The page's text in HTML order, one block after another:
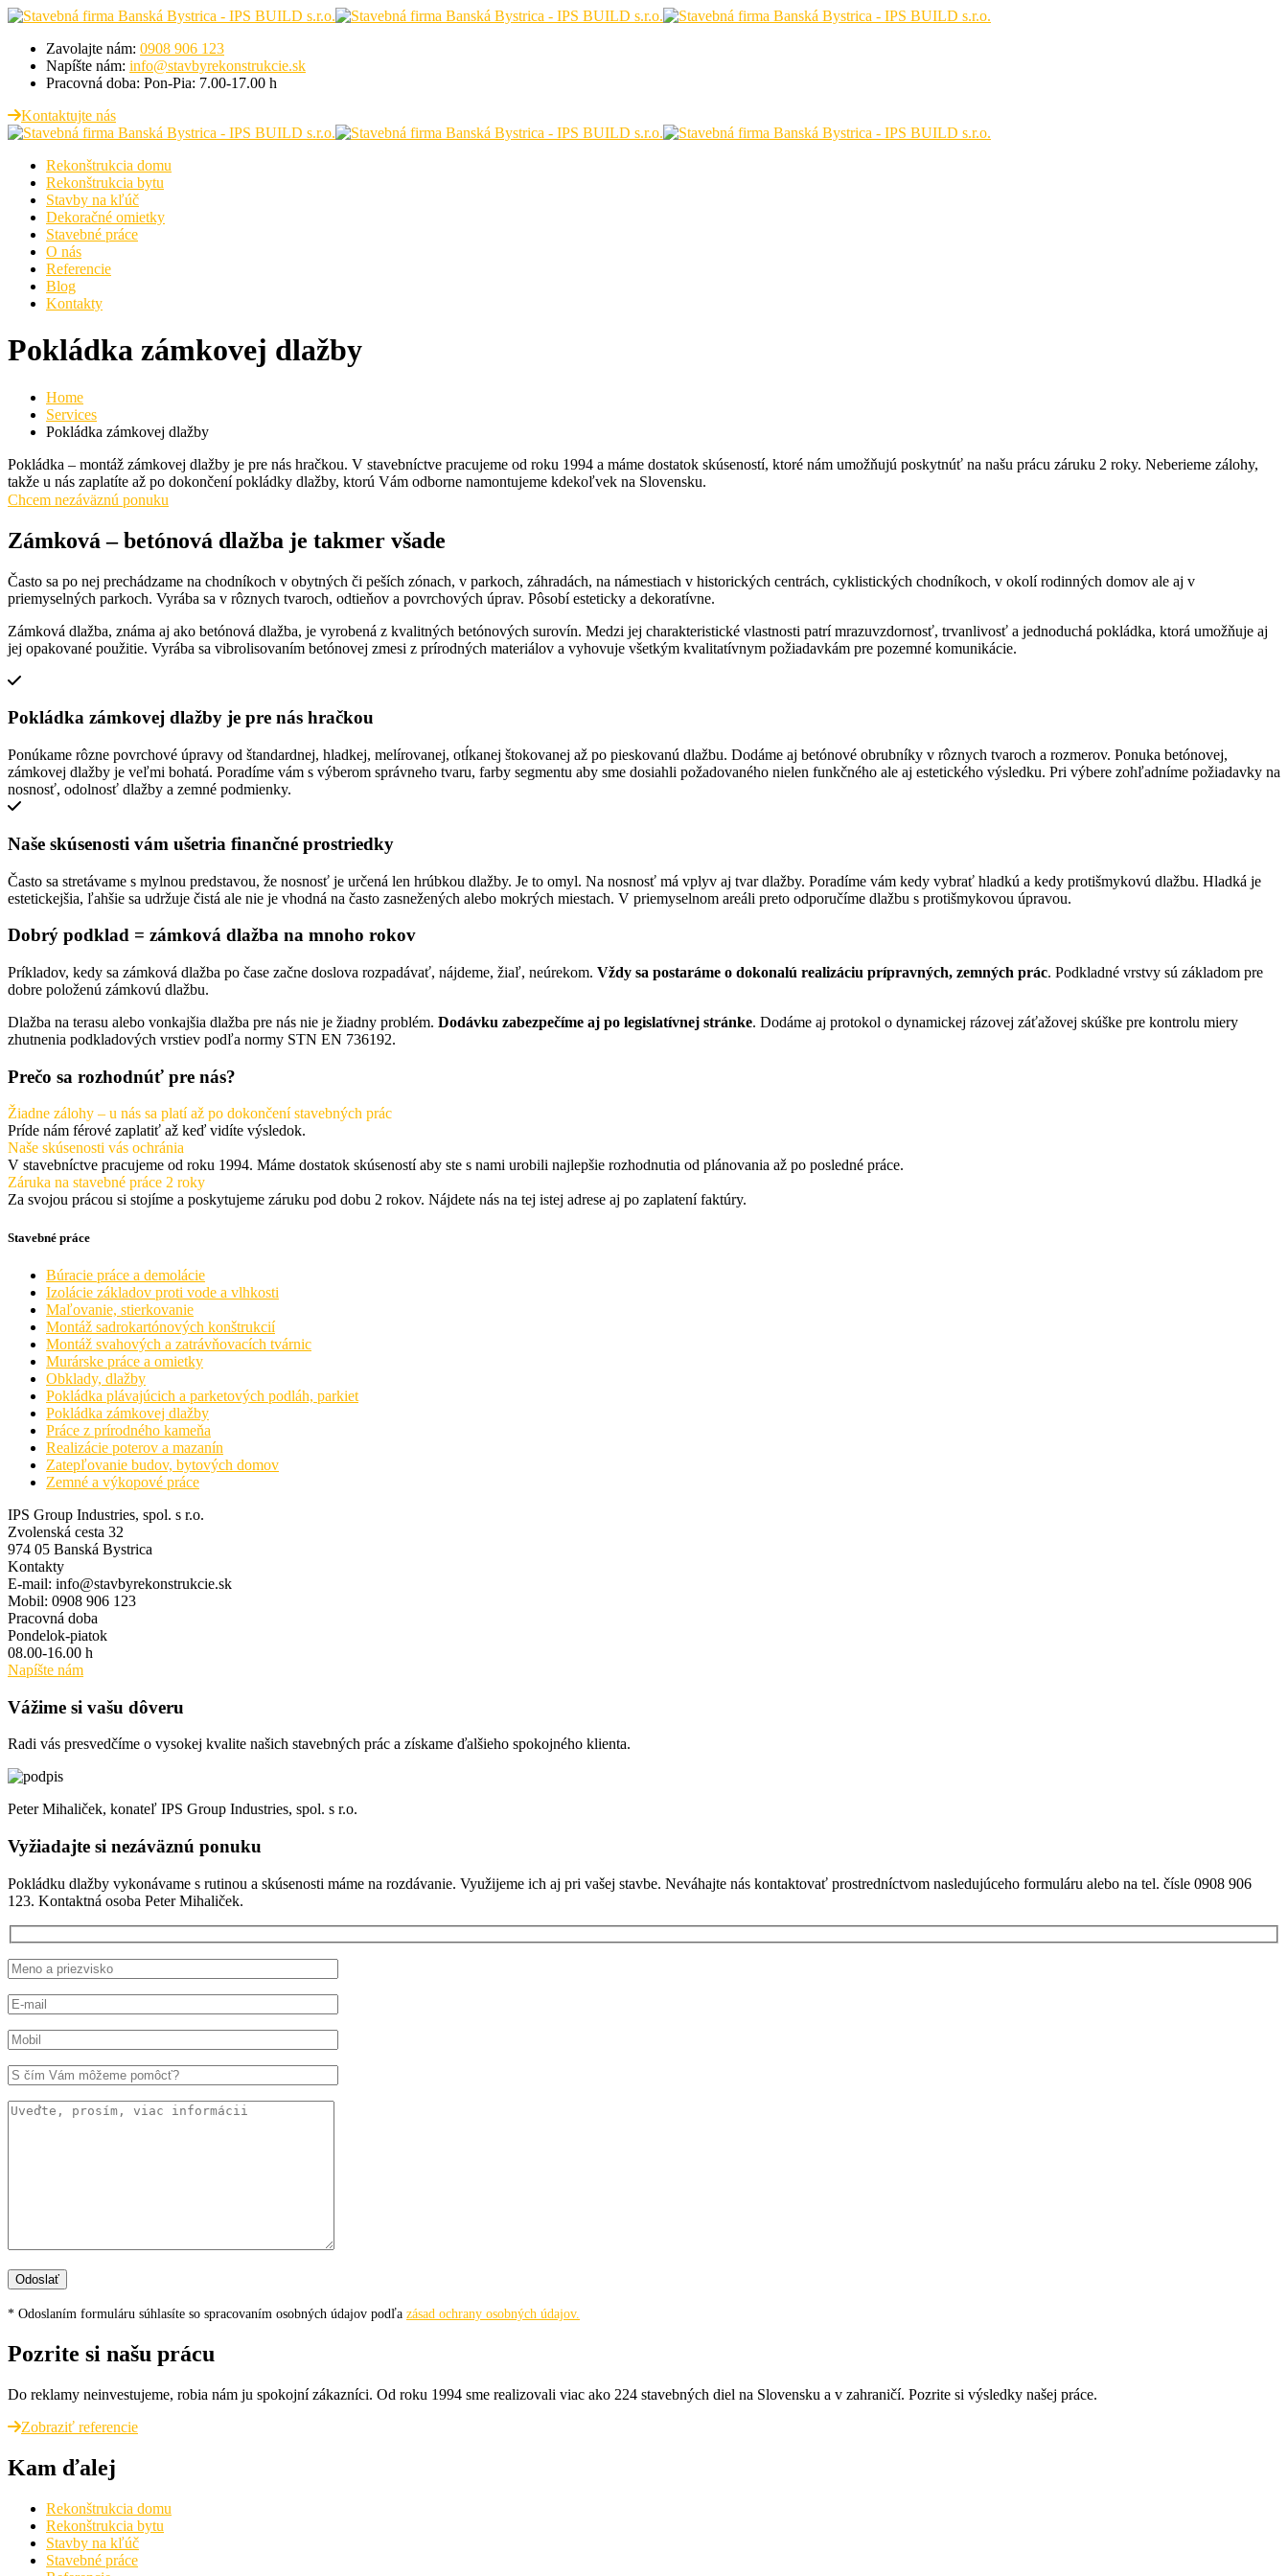
Zavolajte nám: 0908 906 123
Napíšte nám: info@stavbyrekonstrukcie.sk
Pracovná doba: Pon-Pia: 7.00-17.00 h
Kontaktujte nás
Rekonštrukcia domu
Rekonštrukcia bytu
Stavby na kľúč
Dekoračné omietky
Stavebné práce
O nás
Referencie
Blog
Kontakty
Pokládka zámkovej dlažby
Home
Services
Pokládka zámkovej dlažby
Pokládka – montáž zámkovej dlažby je pre nás hračkou. V stavebníctve pracujeme od roku 1994 a máme dostatok skúseností, ktoré nám umožňujú poskytnúť na našu prácu záruku 2 roky. Neberieme zálohy,
takže u nás zaplatíte až po dokončení pokládky dlažby, ktorú Vám odborne namontujeme kdekoľvek na Slovensku.
Chcem nezáväznú ponuku
Zámková – betónová dlažba je takmer všade
Často sa po nej prechádzame na chodníkoch v obytných či peších zónach, v parkoch, záhradách, na námestiach v historických centrách, cyklistických chodníkoch, v okolí rodinných domov ale aj v
priemyselných parkoch. Vyrába sa v rôznych tvaroch, odtieňov a povrchových úprav. Pôsobí esteticky a dekoratívne.
Zámková dlažba, známa aj ako betónová dlažba, je vyrobená z kvalitných betónových surovín. Medzi jej charakteristické vlastnosti patrí mrazuvzdornosť, trvanlivosť a jednoduchá pokládka, ktorá umožňuje aj
jej opakované použitie. Vyrába sa vibrolisovaním betónovej zmesi z prírodných materiálov a vyhovuje všetkým kvalitatívnym požiadavkám pre pozemné komunikácie.
Pokládka zámkovej dlažby je pre nás hračkou
Ponúkame rôzne povrchové úpravy od štandardnej, hladkej, melírovanej, otĺkanej štokovanej až po pieskovanú dlažbu. Dodáme aj betónové obrubníky v rôznych tvaroch a rozmerov. Ponuka betónovej,
zámkovej dlažby je veľmi bohatá. Poradíme vám s výberom správneho tvaru, farby segmentu aby sme dosiahli požadovaného nielen funkčného ale aj estetického výsledku. Pri výbere zohľadníme požiadavky na
nosnosť, odolnosť dlažby a zemné podmienky.
Naše skúsenosti vám ušetria finančné prostriedky
Často sa stretávame s mylnou predstavou, že nosnosť je určená len hrúbkou dlažby. Je to omyl. Na nosnosť má vplyv aj tvar dlažby. Poradíme vám kedy vybrať hladkú a kedy protišmykovú dlažbu. Hladká je
estetickejšia, ľahšie sa udržuje čistá ale nie je vhodná na často zasnežených alebo mokrých miestach. V priemyselnom areáli preto odporučíme dlažbu s protišmykovou úpravou.
Dobrý podklad = zámková dlažba na mnoho rokov
Príkladov, kedy sa zámková dlažba po čase začne doslova rozpadávať, nájdeme, žiaľ, neúrekom. Vždy sa postaráme o dokonalú realizáciu prípravných, zemných prác. Podkladné vrstvy sú základom pre
dobre položenú zámkovú dlažbu.
Dlažba na terasu alebo vonkajšia dlažba pre nás nie je žiadny problém. Dodávku zabezpečíme aj po legislatívnej stránke. Dodáme aj protokol o dynamickej rázovej záťažovej skúške pre kontrolu miery
zhutnenia podkladových vrstiev podľa normy STN EN 736192.
Prečo sa rozhodnúť pre nás?
Žiadne zálohy – u nás sa platí až po dokončení stavebných prác
Príde nám férové zaplatiť až keď vidíte výsledok.
Naše skúsenosti vás ochránia
V stavebníctve pracujeme od roku 1994. Máme dostatok skúseností aby ste s nami urobili najlepšie rozhodnutia od plánovania až po posledné práce.
Záruka na stavebné práce 2 roky
Za svojou prácou si stojíme a poskytujeme záruku pod dobu 2 rokov. Nájdete nás na tej istej adrese aj po zaplatení faktúry.
Stavebné práce
Búracie práce a demolácie
Izolácie základov proti vode a vlhkosti
Maľovanie, stierkovanie
Montáž sadrokartónových konštrukcií
Montáž svahových a zatrávňovacích tvárnic
Murárske práce a omietky
Obklady, dlažby
Pokládka plávajúcich a parketových podláh, parkiet
Pokládka zámkovej dlažby
Práce z prírodného kameňa
Realizácie poterov a mazanín
Zatepľovanie budov, bytových domov
Zemné a výkopové práce
IPS Group Industries, spol. s r.o.
Zvolenská cesta 32
974 05 Banská Bystrica
Kontakty
E-mail: info@stavbyrekonstrukcie.sk
Mobil: 0908 906 123
Pracovná doba
Pondelok-piatok
08.00-16.00 h
Napíšte nám
Vážime si vašu dôveru
Radi vás presvedčíme o vysokej kvalite našich stavebných prác a získame ďalšieho spokojného klienta.
Peter Mihaliček, konateľ IPS Group Industries, spol. s r.o.
Vyžiadajte si nezáväznú ponuku
Pokládku dlažby vykonávame s rutinou a skúsenosti máme na rozdávanie. Využijeme ich aj pri vašej stavbe. Neváhajte nás kontaktovať prostredníctvom nasledujúceho formuláru alebo na tel. čísle 0908 906
123. Kontaktná osoba Peter Mihaliček.
* Odoslaním formuláru súhlasíte so spracovaním osobných údajov podľa zásad ochrany osobných údajov.
Pozrite si našu prácu
Do reklamy neinvestujeme, robia nám ju spokojní zákazníci. Od roku 1994 sme realizovali viac ako 224 stavebných diel na Slovensku a v zahraničí. Pozrite si výsledky našej práce.
Zobraziť referencie
Kam ďalej
Rekonštrukcia domu
Rekonštrukcia bytu
Stavby na kľúč
Stavebné práce